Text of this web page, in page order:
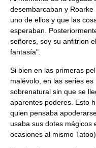
desembarcaban y
uno de ellos y que las
esperaban.
señores, soy su anfitrion
fantasía".
Si bien en las primeras
malévolo, en las series
sobrenatural sin que se
aparentes poderes. Esto
quien pensaba
usaba sus dotes mágicos
ocasiones al mismo Tatoo).